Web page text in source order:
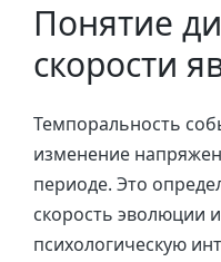
Понятие
скорости
Темпоральность
изменение
периоде. Это
скорость эволюции
психологическую